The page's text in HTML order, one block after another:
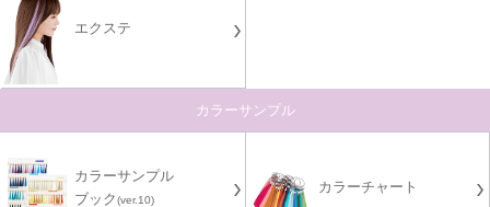
エクステ
カラーサンプル
カラーサンプル
ブック(ver.10)
カラーチャート